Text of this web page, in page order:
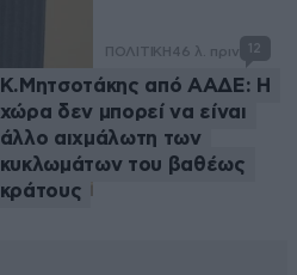
ΠΟΛΙΤΙΚΗ46 λ. πριν 12
Κ.Μητσοτάκης από ΑΑΔΕ: Η
χώρα δεν μπορεί να είναι
άλλο αιχμάλωτη των
κυκλωμάτων του βαθέως
κράτους